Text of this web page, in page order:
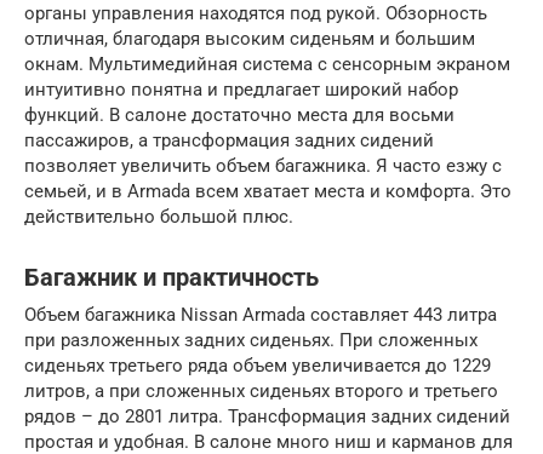
органы управления находятся под рукой. Обзорность
отличная, благодаря высоким сиденьям и большим
окнам. Мультимедийная система с сенсорным экраном
интуитивно понятна и предлагает широкий набор
функций. В салоне достаточно места для восьми
пассажиров, а трансформация задних сидений
позволяет увеличить объем багажника. Я часто езжу с
семьей, и в Armada всем хватает места и комфорта. Это
действительно большой плюс.
Багажник и практичность
Объем багажника Nissan Armada составляет 443 литра
при разложенных задних сиденьях. При сложенных
сиденьях третьего ряда объем увеличивается до 1229
литров, а при сложенных сиденьях второго и третьего
рядов – до 2801 литра. Трансформация задних сидений
простая и удобная. В салоне много ниш и карманов для